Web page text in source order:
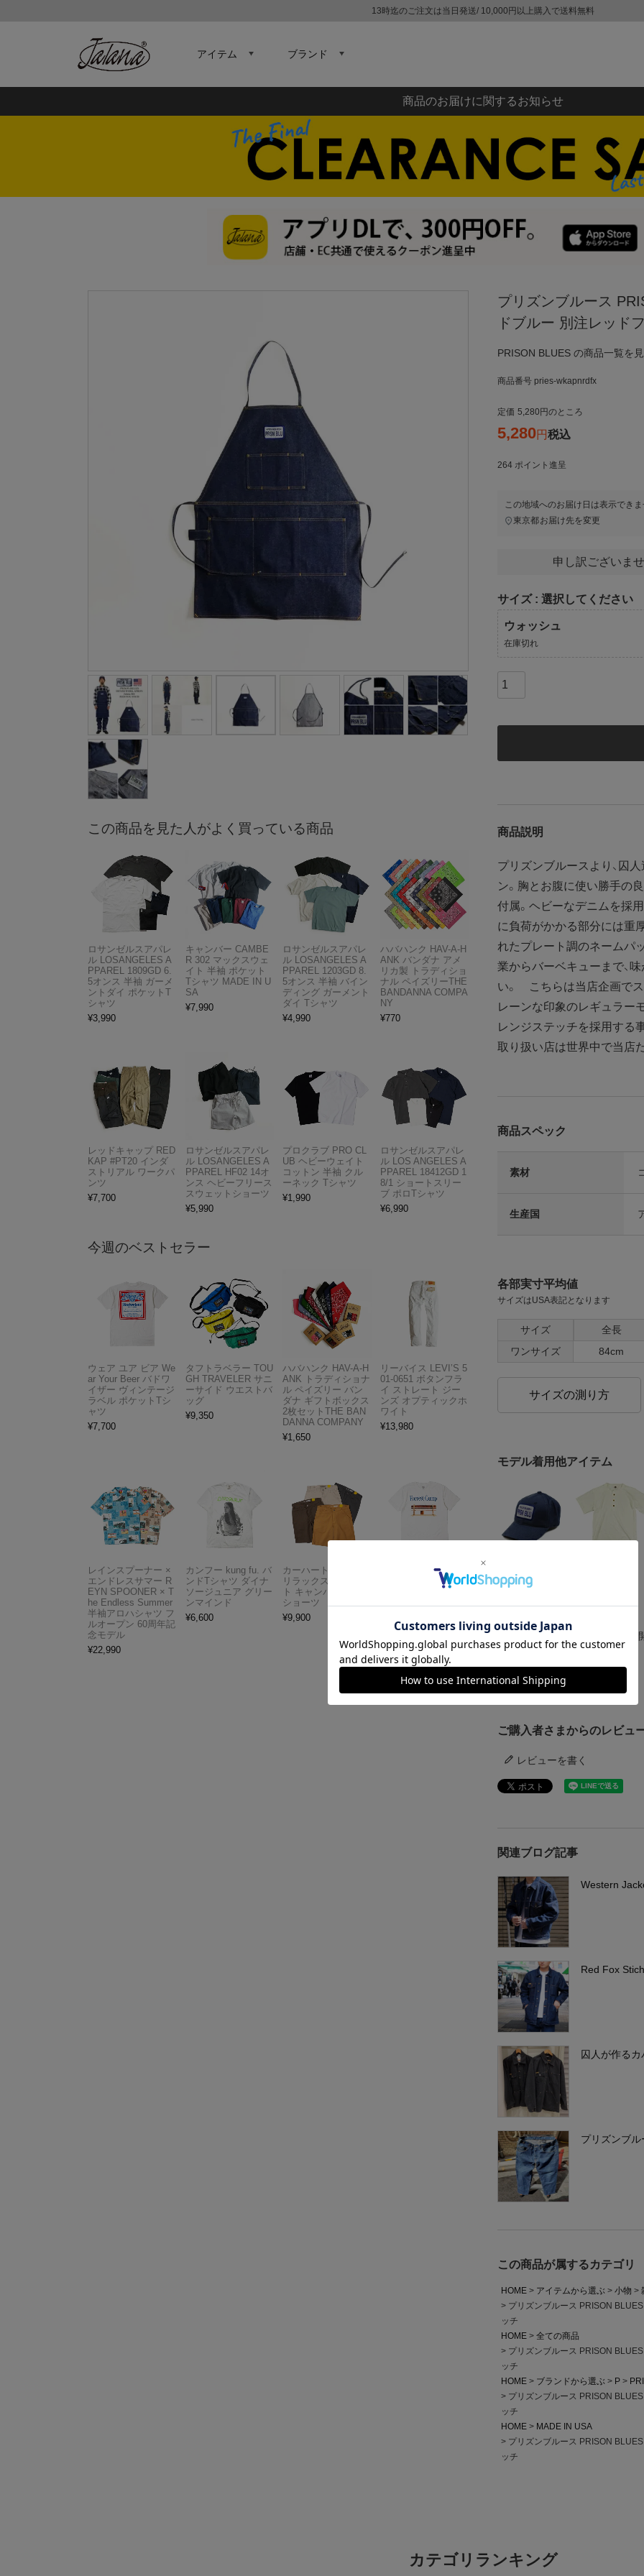
13時迄のご注文は当日発送/ 10,000円以上購入で送料無料
アイテム ブランド
商品のお届けに関するお知らせ
プリズンブルース
ドブルー 別注レッド
PRISON BLUES の商品一覧を見
商品番号 pries-wkapnrdfx
定価 5,280 のところ
5,280 税込
264 ポイント進呈
この地域へのお届け日は表示できま
東京都お届け先を変更
申し訳ございま
サイズ 選択してください
ウォッシュ
在庫切れ
商品説明
プリズンブルースより、囚
ン。胸とお腹に使い勝手の
付属。ヘビーなデニムを採
に負荷がかかる部分には重
れたプレート調のネームパ
業からバーベキューまで、
い。 こちらは当店企画で
レーンな印象のレギュラー
レンジステッチを採用する
取り扱い店は世界中で当店
商品スペック
素材
生産国
各部実寸平均値
サイズはUSA表記となります
サイズ 全長
ワンサイズ
84cm
サイズの測り方
モデル着用他アイテム
クリックすると別ウインドウで
ご利用ガイド
ご購入者さまからのレビュ
レビューを書く
関連ブログ記事
Western
Red Fox Stich
囚人が作る
プリズンブル
この商品が属するカテゴリ
HOME アイテムから選ぶ 小物
プリズンブルース PRISON
ッチ
HOME
全ての商品
プリズンブルース PRISON
ッチ
HOME
ブランドから選ぶ P
プリズンブルース PRISON
ッチ
HOME
MADE IN USA
プリズンブルース PRISON
ッチ
この商品を見た人がよく買っている商品
ロサンゼルスアパレ
ル LOSANGELES A
PPAREL 1809GD 6.
5オンス 半袖 ガーメ
ントダイ ポケットT
シャツ
¥3,990
キャンバー CAMBE
R 302 マックスウェ
イト 半袖 ポケット
Tシャツ MADE IN U
SA
¥7,990
ロサンゼルスアパレ
ル LOSANGELES A
PPAREL 1203GD 8.
5オンス 半袖 バイン
ディング ガーメント
ダイ Tシャツ
¥4,990
ハバハンク HAV-A-H
ANK バンダナ アメ
リカ製 トラディショ
ナル ペイズリーTHE
BANDANNA COMPA
NY
¥770
レッドキャップ RED
KAP #PT20 インダ
ストリアル ワークパ
ンツ
¥7,700
ロサンゼルスアパレ
ル LOSANGELES A
PPAREL HF02 14オ
ンス ヘビーフリース
スウェットショーツ
¥5,990
プロクラブ PRO CL
UB ヘビーウェイト
コットン 半袖 クル
ーネック Tシャツ
¥1,990
ロサンゼルスアパレ
ル LOS ANGELES A
PPAREL 18412GD 1
8/1 ショートスリー
ブ ポロTシャツ
¥6,990
今週のベストセラー
ウェア ユア ビア We
ar Your Beer バドワ
イザー ヴィンテージ
ラベル ポケットTシ
ャツ
¥7,700
タフトラベラー TOU
GH TRAVELER サニ
ーサイド ウエストバ
ッグ
¥9,350
ハバハンク HAV-A-H
ANK トラディショナ
ル ペイズリー バン
ダナ ギフトボックス
2枚セットTHE BAN
DANNA COMPANY
¥1,650
リーバイス LEVI’S 5
01-0651 ボタンフラ
イ ストレート ジー
ンズ オプティックホ
ワイト
¥13,980
レインスプーナー ×
エンドレスサマー R
EYN SPOONER × T
he Endless Summer
半袖アロハシャツ フ
ルオープン 60周年記
念モデル
¥22,990
カンフー kung fu. バ
ンドTシャツ ダイナ
ソージュニア グリー
ンマインド
¥6,600
カーハート Carhartt
リラックスドフィッ
ト キャンバスワーク
ショーツ
¥9,900
アメリカンクラシッ
クス AMERICAN CL
ASSICS ムービーT
5,747
カテゴリランキング